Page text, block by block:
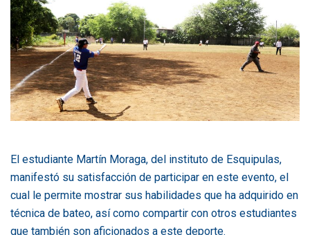
El estudiante Martín Moraga, del instituto de Esquipulas,
manifestó su satisfacción de participar en este evento, el
cual le permite mostrar sus habilidades que ha adquirido en
técnica de bateo, así como compartir con otros estudiantes
que también son aficionados a este deporte.